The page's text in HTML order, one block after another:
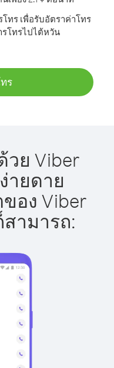
ทร เพื่อรับอัตราค่าโทร
โทรไปไต้หวัน
ร
ย Viber
ายดาย
อง Viber
ามารถ: